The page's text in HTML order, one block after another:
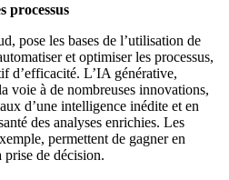
processus
pose les bases de l’utilisation de
et optimiser les processus,
d’efficacité. L’IA générative,
voie à de nombreuses innovations,
d’une intelligence inédite et en
des analyses enrichies. Les
permettent de gagner en
prise de décision.